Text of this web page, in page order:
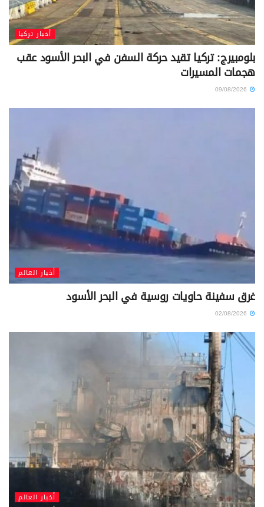
أخبار تركيا
بلومبيرج: تركيا تقيد حركة السفن في البحر الأسود عقب
هجمات المسيرات
أخبار العالم
غرق سفينة حاويات روسية في البحر الأسود
أخبار العالم